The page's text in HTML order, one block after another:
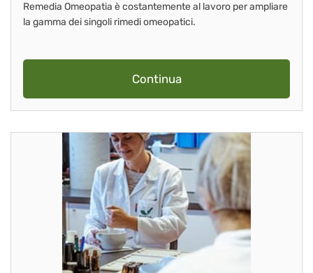
Remedia Omeopatia è costantemente al lavoro per ampliare
la gamma dei singoli rimedi omeopatici.
Continua